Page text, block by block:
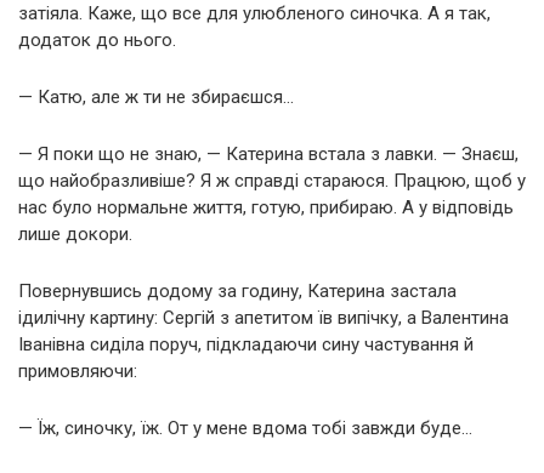
затіяла. Каже, що все для улюбленого синочка. А я так,
додаток до нього.
— Катю, але ж ти не збираєшся…
— Я поки що не знаю, — Катерина встала з лавки. — Знаєш,
що найобразливіше? Я ж справді стараюся. Працюю, щоб у
нас було нормальне життя, готую, прибираю. А у відповідь
лише докори.
Повернувшись додому за годину, Катерина застала
ідилічну картину: Сергій з апетитом їв випічку, а Валентина
Іванівна сиділа поруч, підкладаючи сину частування й
примовляючи:
— Їж, синочку, їж. От у мене вдома тобі завжди буде…